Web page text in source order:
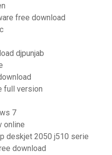
free download
djpunjab
full version
7
online
deskjet 2050 j510 serie
download